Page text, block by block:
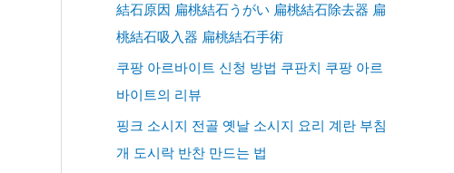
結石原因 扁桃結石うがい 扁桃結石除去器 扁
桃結石吸入器 扁桃結石手術
쿠팡 아르바이트 신청 방법 쿠판치 쿠팡 아르
바이트의 리뷰
핑크 소시지 전골 옛날 소시지 요리 계란 부침
개 도시락 반찬 만드는 법